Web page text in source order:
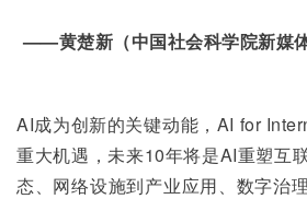
——黄楚新（中国社会科学院新媒
AI成为创新的关键动能，AI for
重大机遇，未来10年将是AI重塑互
态、网络设施到产业应用、数字治